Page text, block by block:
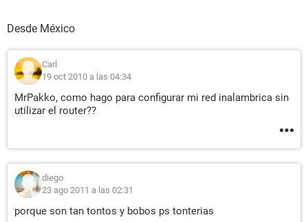
Desde México
Carl
19 oct 2010 a las 04:34
MrPakko, como hago para configurar mi red inalambrica sin
utilizar el router??
diego
23 ago 2011 a las 02:31
porque son tan tontos y bobos ps tonterias